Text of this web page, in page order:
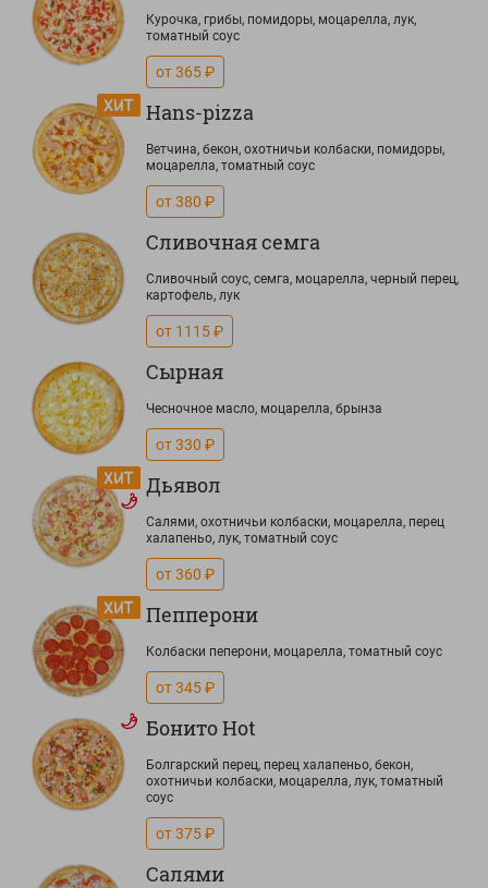
Курочка, грибы, помидоры, моцарелла, лук,
томатный соус
от 365 ₽
Hans-pizza
Ветчина, бекон, охотничьи колбаски, помидоры,
моцарелла, томатный соус
от 380 ₽
Сливочная семга
Сливочный соус, семга, моцарелла, черный перец,
картофель, лук
от 1115 ₽
Сырная
Чесночное масло, моцарелла, брынза
от 330 ₽
Дьявол
Салями, охотничьи колбаски, моцарелла, перец
халапеньо, лук, томатный соус
от 360 ₽
Пепперони
Колбаски пеперони, моцарелла, томатный соус
от 345 ₽
Бонито Hot
Болгарский перец, перец халапеньо, бекон,
охотничьи колбаски, моцарелла, лук, томатный
соус
от 375 ₽
Салями